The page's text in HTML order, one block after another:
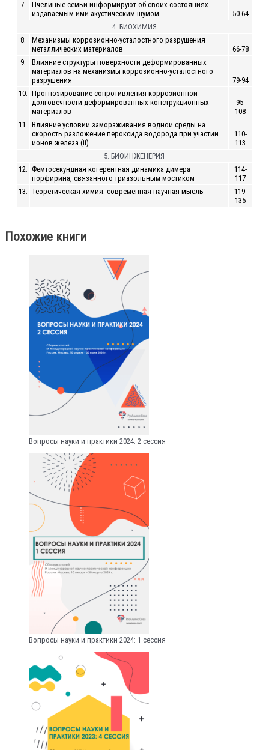
7.
Пчелиные семьи информируют об своих состояниях
издаваемым ими акустическим шумом
50-64
4. БИОХИМИЯ
8.
Механизмы коррозионно-усталостного разрушения
металлических материалов
66-78
9.
Влияние структуры поверхности деформированных
материалов на механизмы коррозионно-усталостного
разрушения
79-94
10.
Прогнозирование сопротивления коррозионной
долговечности деформированных конструкционных
материалов
95-
108
11.
Влияние условий замораживания водной среды на
скорость разложение пероксида водорода при участии
ионов железа (ii)
110-
113
5. БИОИНЖЕНЕРИЯ
12.
Фемтосекундная когерентная динамика димера
порфирина, связанного триазольным мостиком
114-
117
13.
Теоретическая химия: современная научная мысль
119-
135
Похожие книги
Вопросы науки и практики 2024: 2 сессия
Вопросы науки и практики 2024: 1 сессия